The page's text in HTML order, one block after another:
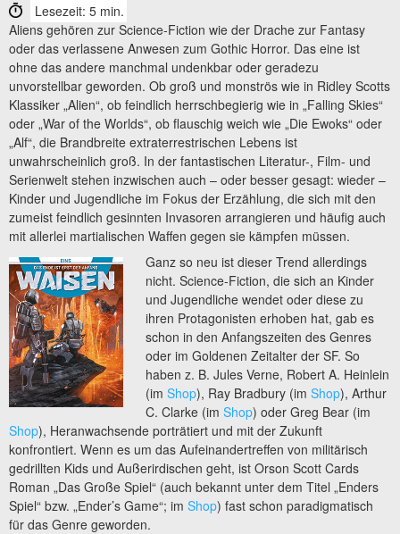
Lesezeit: 5 min.
Aliens gehören zur Science-Fiction wie der Drache zur Fantasy
oder das verlassene Anwesen zum Gothic Horror. Das eine ist
ohne das andere manchmal undenkbar oder geradezu
unvorstellbar geworden. Ob groß und monströs wie in Ridley Scotts
Klassiker „Alien“, ob feindlich herrschbegierig wie in „Falling Skies“
oder „War of the Worlds“, ob flauschig weich wie „Die Ewoks“ oder
„Alf“, die Brandbreite extraterrestrischen Lebens ist
unwahrscheinlich groß. In der fantastischen Literatur-, Film- und
Serienwelt stehen inzwischen auch – oder besser gesagt: wieder –
Kinder und Jugendliche im Fokus der Erzählung, die sich mit den
zumeist feindlich gesinnten Invasoren arrangieren und häufig auch
mit allerlei martialischen Waffen gegen sie kämpfen müssen.
Ganz so neu ist dieser Trend allerdings
nicht. Science-Fiction, die sich an Kinder
und Jugendliche wendet oder diese zu
ihren Protagonisten erhoben hat, gab es
schon in den Anfangszeiten des Genres
oder im Goldenen Zeitalter der SF. So
haben z. B. Jules Verne, Robert A. Heinlein
(imShop), Ray Bradbury (imShop), Arthur
C. Clarke (imShop) oder Greg Bear (im
Shop), Heranwachsende porträtiert und mit der Zukunft
konfrontiert. Wenn es um das Aufeinandertreffen von militärisch
gedrillten Kids und Außerirdischen geht, ist Orson Scott Cards
Roman „Das Große Spiel“ (auch bekannt unter dem Titel „Enders
Spiel“ bzw. „Ender’s Game“; im Shop) fast schon paradigmatisch
für das Genre geworden.